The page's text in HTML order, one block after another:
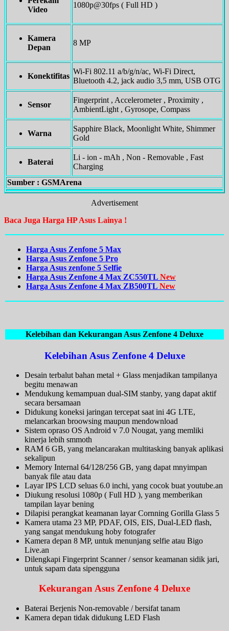
Video
1080p@30fps ( Full HD )
Kamera
Depan
8 MP
Konektifitas
Wi-Fi 802.11 a/b/g/n/ac, Wi-Fi Direct,
Bluetooth 4.2, jack audio 3,5 mm, USB OTG
Sensor
Fingerprint , Accelerometer , Proximity ,
AmbientLight , Gyrosope, Compass
Warna
Sapphire Black, Moonlight White, Shimmer
Gold
Baterai
Li - ion - mAh , Non - Removable , Fast
Charging
Sumber : GSMArena
Advertisement
Baca Juga Harga HP Asus Lainya !
Harga Asus Zenfone 5 Max
Harga Asus Zenfone 5 Pro
Harga Asus zenfone 5 Selfie
Harga Asus Zenfone 4 Max ZC550TL New
Harga Asus Zenfone 4 Max ZB500TL New
Kelebihan dan Kekurangan Asus Zenfone 4 Deluxe
Kelebihan Asus Zenfone 4 Deluxe
Desain terbalut bahan metal + Glass menjadikan tampilanya
begitu menawan
Mendukung kemampuan dual-SIM stanby, yang dapat aktif
secara bersamaan
Didukung koneksi jaringan tercepat saat ini 4G LTE,
melancarkan broowsing maupun mendownload
Sistem opraso OS Android v 7.0 Nougat, yang memliki
kinerja lebih smmoth
RAM 6 GB, yang melancarakan multitasking banyak aplikasi
sekalipun
Memory Internal 64/128/256 GB, yang dapat mnyimpan
banyak file atau data
Layar IPS LCD seluas 6.0 inchi, yang cocok buat youtube.an
Diukung resolusi 1080p ( Full HD ), yang memberikan
tampilan layar bening
Dilapisi perangkat keamanan layar Cornning Gorilla Glass 5
Kamera utama 23 MP, PDAF, OIS, EIS, Dual-LED flash,
yang sangat mendukung hoby fotografer
Kamera depan 8 MP, untuk menunjang selfie atau Bigo
Live.an
Dilengkapi Fingerprint Scanner / sensor keamanan sidik jari,
untuk sapam data sipengguna
Kekurangan Asus Zenfone 4 Deluxe
Baterai Berjenis Non-removable / bersifat tanam
Kamera depan tidak didukung LED Flash